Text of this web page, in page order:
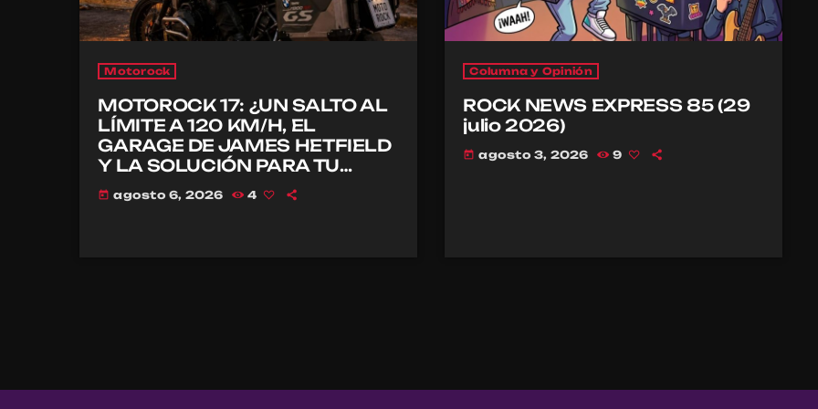
Motorock
MOTOROCK 17: ¿UN SALTO AL
LÍMITE A 120 KM/H, EL
GARAGE DE JAMES HETFIELD
Y LA SOLUCIÓN PARA TU
CASCO?
today agosto 6, 2026 4
Columna y Opinión
ROCK NEWS EXPRESS 85 (29
julio 2026)
today agosto 3, 2026 9